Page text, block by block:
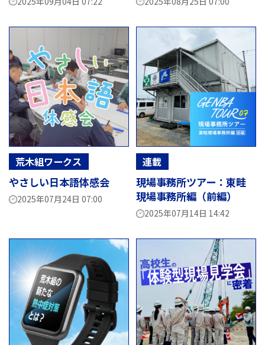
荒木組ワークス
やさしい日本語体感会
2025年07月24日 07:00
連載
現場事務所ツアー：東畦
現場事務所編（前編）
2025年07月14日 14:42